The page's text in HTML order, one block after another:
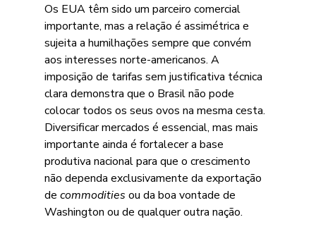
Os EUA têm sido um parceiro comercial
importante, mas a relação é assimétrica e
sujeita a humilhações sempre que convém
aos interesses norte-americanos. A
imposição de tarifas sem justificativa técnica
clara demonstra que o Brasil não pode
colocar todos os seus ovos na mesma cesta.
Diversificar mercados é essencial, mas mais
importante ainda é fortalecer a base
produtiva nacional para que o crescimento
não dependa exclusivamente da exportação
de commodities ou da boa vontade de
Washington ou de qualquer outra nação.